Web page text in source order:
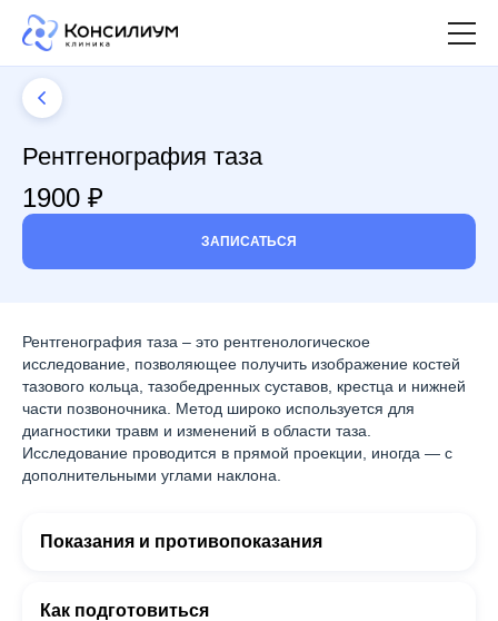
Рентгенография таза
1900 ₽
ЗАПИСАТЬСЯ
Рентгенография таза – это рентгенологическое
исследование, позволяющее получить изображение костей
тазового кольца, тазобедренных суставов, крестца и нижней
части позвоночника. Метод широко используется для
диагностики травм и изменений в области таза.
Исследование проводится в прямой проекции, иногда — с
дополнительными углами наклона.
Показания и противопоказания
Как подготовиться